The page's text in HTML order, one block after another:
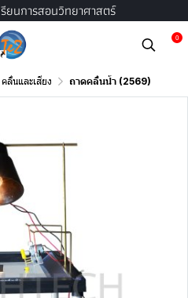
ยนการสอนวิทยาศาสตร์
0
คลื่นและเสียง ถาดคลื่นน้ำ (2569)